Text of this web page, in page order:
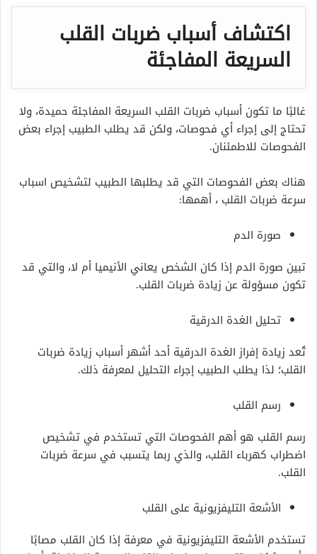
اكتشاف أسباب ضربات القلب
السريعة المفاجئة
غالبًا ما تكون أسباب ضربات القلب السريعة المفاجئة حميدة، ولا
تحتاج إلى إجراء أي فحوصات، ولكن قد يطلب الطبيب إجراء بعض
الفحوصات للاطمئنان.
هناك بعض الفحوصات التي قد يطلبها الطبيب لتشخيص اسباب
سرعة ضربات القلب ، أهمها:
صورة الدم
تبين صورة الدم إذا كان الشخص يعاني الأنيميا أم لا، والتي قد
تكون مسؤولة عن زيادة ضربات القلب.
تحليل الغدة الدرقية
تُعد زيادة إفراز الغدة الدرقية أحد أشهر أسباب زيادة ضربات
القلب؛ لذا يطلب الطبيب إجراء التحليل لمعرفة ذلك.
رسم القلب
رسم القلب هو أهم الفحوصات التي تستخدم في تشخيص
اضطراب كهرباء القلب، والذي ربما يتسبب في سرعة ضربات
القلب.
الأشعة التليفزيونية على القلب
تستخدم الأشعة التليفزيونية في معرفة إذا كان القلب مصابًا